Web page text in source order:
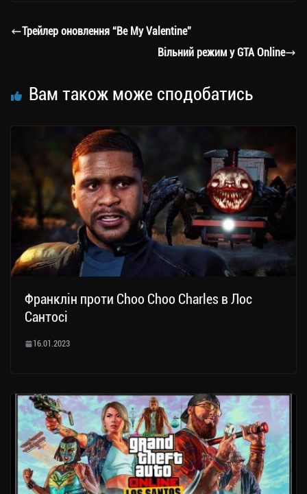
a
er ok Li ли
ти
Трейлер оновлення “Be My Valentine”
Вільний режим у GTA Online
Вам також може сподобатись
Франклін проти Choo Choo Charles в Лос
Сантосі
16.01.2023